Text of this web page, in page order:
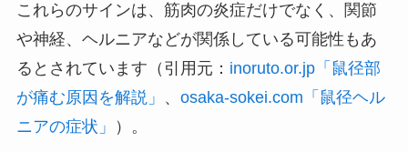
これらのサインは、筋肉の炎症だけでなく、関節
や神経、ヘルニアなどが関係している可能性もあ
るとされています（引用元： inoruto.or.jp「鼠径部
が痛む原因を解説」 、 osaka-sokei.com「鼠径ヘル
ニアの症状」
）。